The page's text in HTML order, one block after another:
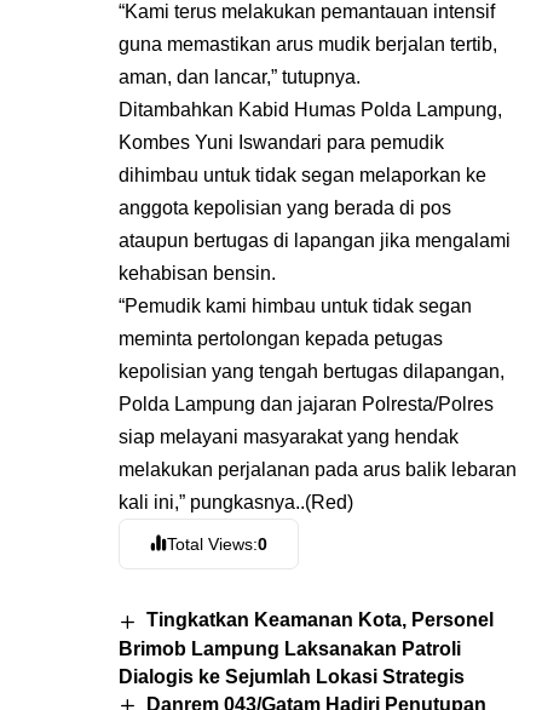
“Kami terus melakukan pemantauan intensif
guna memastikan arus mudik berjalan tertib,
aman, dan lancar,” tutupnya.
Ditambahkan Kabid Humas Polda Lampung,
Kombes Yuni Iswandari para pemudik
dihimbau untuk tidak segan melaporkan ke
anggota kepolisian yang berada di pos
ataupun bertugas di lapangan jika mengalami
kehabisan bensin.
“Pemudik kami himbau untuk tidak segan
meminta pertolongan kepada petugas
kepolisian yang tengah bertugas dilapangan,
Polda Lampung dan jajaran Polresta/Polres
siap melayani masyarakat yang hendak
melakukan perjalanan pada arus balik lebaran
kali ini,” pungkasnya..(Red)
Total Views:0
Tingkatkan Keamanan Kota, Personel
Brimob Lampung Laksanakan Patroli
Dialogis ke Sejumlah Lokasi Strategis
Danrem 043/Gatam Hadiri Penutupan